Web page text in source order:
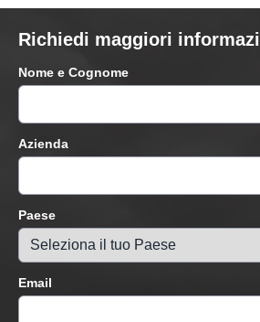
Richiedi maggiori
Nome e Cognome
Azienda
Paese
Email